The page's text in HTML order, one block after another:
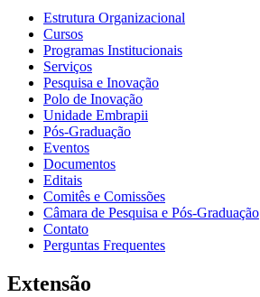
Estrutura Organizacional
Cursos
Programas Institucionais
Serviços
Pesquisa e Inovação
Polo de Inovação
Unidade Embrapii
Pós-Graduação
Eventos
Documentos
Editais
Comitês e Comissões
Câmara de Pesquisa e Pós-Graduação
Contato
Perguntas Frequentes
Extensão